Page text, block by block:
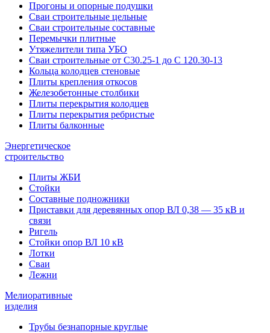
Прогоны и опорные подушки
Сваи строительные цельные
Сваи строительные составные
Перемычки плитные
Утяжелители типа УБО
Сваи строительные от С30.25-1 до С 120.30-13
Кольца колодцев стеновые
Плиты крепления откосов
Железобетонные столбики
Плиты перекрытия колодцев
Плиты перекрытия ребристые
Плиты балконные
Энергетическое
строительство
Плиты ЖБИ
Стойки
Составные подножники
Приставки для деревянных опор ВЛ 0,38 — 35 кВ и
связи
Ригель
Стойки опор ВЛ 10 кВ
Лотки
Сваи
Лежни
Мелиоративные
изделия
Трубы безнапорные круглые